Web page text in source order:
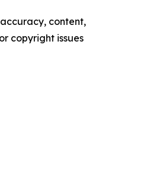
content,
copyright issues